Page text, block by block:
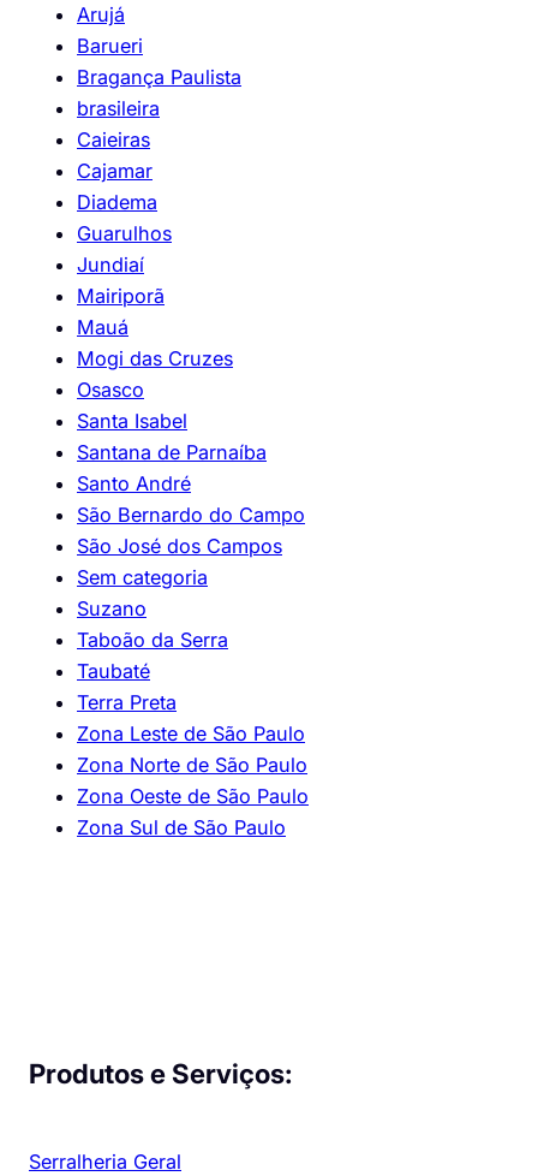
Arujá
Barueri
Bragança Paulista
brasileira
Caieiras
Cajamar
Diadema
Guarulhos
Jundiaí
Mairiporã
Mauá
Mogi das Cruzes
Osasco
Santa Isabel
Santana de Parnaíba
Santo André
São Bernardo do Campo
São José dos Campos
Sem categoria
Suzano
Taboão da Serra
Taubaté
Terra Preta
Zona Leste de São Paulo
Zona Norte de São Paulo
Zona Oeste de São Paulo
Zona Sul de São Paulo
Produtos e Serviços:
Serralheria Geral